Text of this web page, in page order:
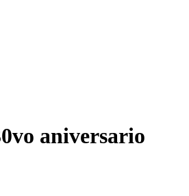
aniversario